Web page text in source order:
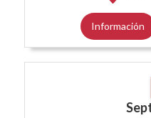
Información